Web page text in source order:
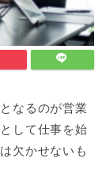
なるのが営業
して仕事を始
欠かせないも